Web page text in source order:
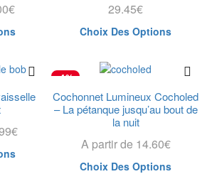
€ 29.45€
Choix Des Options
€
-4%
Cochonnet Lumineux Cocholed
– La pétanque jusqu’au bout de
la nuit
A partir de 14.60€
Choix Des Options